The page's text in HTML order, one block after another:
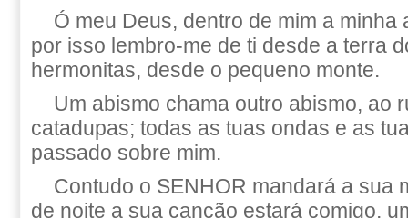
Ó meu Deus, dentro de mim a minha
por isso lembro-me de ti desde a terra
hermonitas, desde o pequeno monte.
Um abismo chama outro abismo, ao
catadupas; todas as tuas ondas e as
passado sobre mim.
Contudo o SENHOR mandará a sua
de noite a sua canção estará comigo,